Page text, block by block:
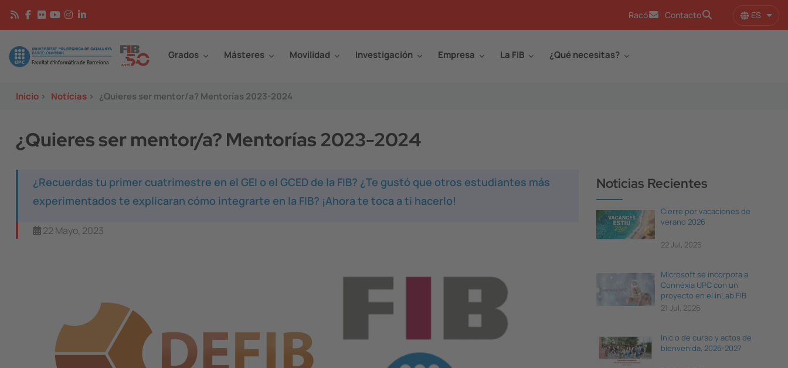
Pasar al contenido principal
Racó Contacto ES
Image Grados Másteres Movilidad Investigación Empresa La FIB ¿Qué necesitas?
Inicio > Notícias > ¿Quieres ser mentor/a? Mentorías 2023-2024
¿Quieres ser mentor/a? Mentorías 2023-2024
¿Recuerdas tu primer cuatrimestre en el GEI o el GCED de la FIB? ¿Te gustó que otros estudiantes más
experimentados te explicaran cómo integrarte en la FIB? ¡Ahora te toca a ti hacerlo!
22 Mayo, 2023
Noticias Recientes
Cierre por vacaciones de
verano 2026
22 Jul, 2026
Microsoft se incorpora a
Connèxia UPC con un
proyecto en el inLab FIB
21 Jul, 2026
Inicio de curso y actos de
bienvenida, 2026-2027